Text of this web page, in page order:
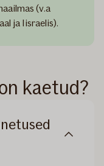
(v.a
ja Iisraelis).
kaetud?